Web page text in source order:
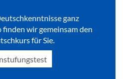
ganz
finden wir gemeinsam den
für Sie.